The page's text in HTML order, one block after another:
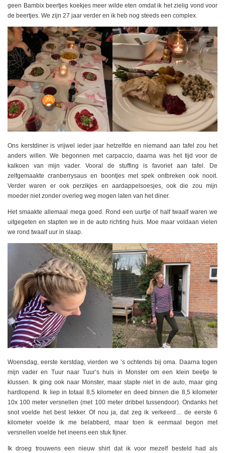
geen Bambix beertjes koekjes meer wilde eten omdat ik het zielig vond voor
de beertjes. We zijn 27 jaar verder en ik heb nog steeds een complex.
Ons kerstdiner is vrijwel ieder jaar hetzelfde en niemand aan tafel zou het
anders willen. We begonnen met carpaccio, daarna was het tijd voor de
kalkoen van mijn vader. Vooral de stuffing is favoriet aan tafel. De
zelfgemaakte cranberrysaus en boontjes met spek ontbreken ook nooit.
Verder waren er ook perzikjes en aardappelsoesjes, ook die zou mijn
moeder niet zonder overleg weg mogen laten van het diner.
Het smaakte allemaal mega goed. Rond een uurtje of half twaalf waren we
uitgegeten en stapten we in de auto richting huis. Moe maar voldaan vielen
we rond twaalf uur in slaap.
Woensdag, eerste kerstdag, vierden we ’s ochtends bij oma. Daarna togen
mijn vader en Tuur naar Tuur’s huis in Monster om een klein beetje te
klussen. Ik ging ook naar Monster, maar stapte niet in de auto, maar ging
hardlopend. Ik liep in totaal 8,5 kilometer en deed binnen die 8,5 kilometer
10x 100 meter versnellen (met 100 meter dribbel tussendoor). Ondanks het
snot voelde het best lekker. Of nou ja, dat zeg ik verkeerd… de eerste 6
kilometer voelde ik me belabberd, maar toen ik eenmaal begon met
versnellen voelde het ineens een stuk fijner.
Ik droeg trouwens een nieuw shirt dat ik voor mezelf besteld had als